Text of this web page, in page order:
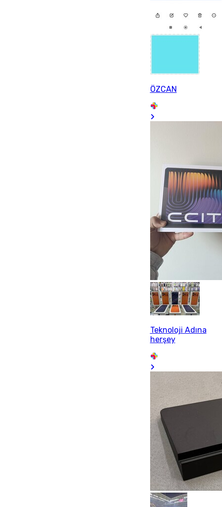
ÖZCAN
Teknoloji Adına
herşey